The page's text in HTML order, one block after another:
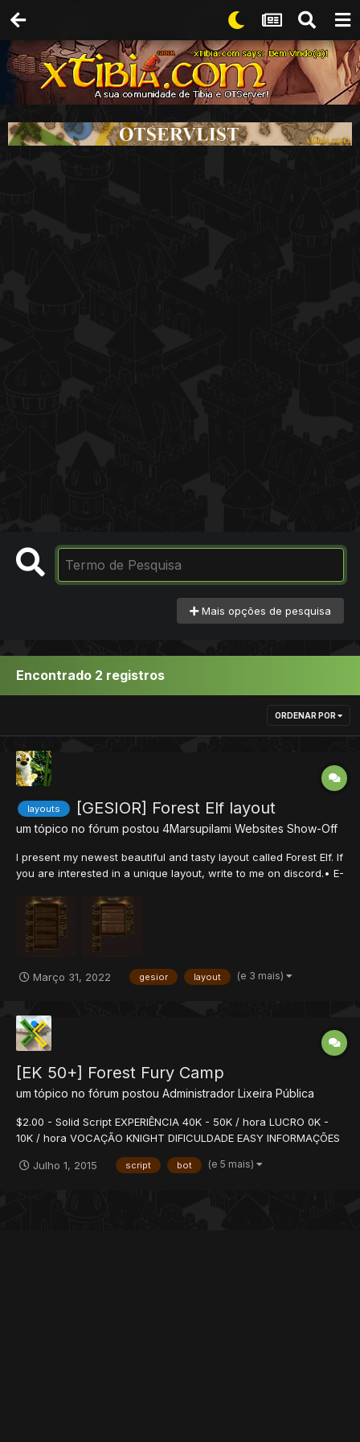
Mais opções de pesquisa
Encontrado 2 registros
ORDENAR POR
layouts [GESIOR] Forest Elf layout
um tópico no fórum postou 4Marsupilami Websites Show-Off
I present my newest beautiful and tasty layout called Forest Elf. If
you are interested in a unique layout, write to me on discord.• E-
Março 31, 2022 gesior layout (e 3 mais)
[EK 50+] Forest Fury Camp
um tópico no fórum postou Administrador Lixeira Pública
$2.00 - Solid Script EXPERIÊNCIA 40K - 50K / hora LUCRO 0K -
10K / hora VOCAÇÃO KNIGHT DIFICULDADE EASY INFORMAÇÕES
Iniciar no depot de Carlin 50+ EK Forest Fury Camp.zip
Julho 1, 2015
script bot (e 5 mais)